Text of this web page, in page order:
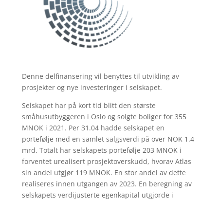
Denne delfinansering vil benyttes til utvikling av
prosjekter og nye investeringer i selskapet.
Selskapet har på kort tid blitt den største
småhusutbyggeren i Oslo og solgte boliger for 355
MNOK i 2021. Per 31.04 hadde selskapet en
portefølje med en samlet salgsverdi på over NOK 1.4
mrd. Totalt har selskapets portefølje 203 MNOK i
forventet urealisert prosjektoverskudd, hvorav Atlas
sin andel utgjør 119 MNOK. En stor andel av dette
realiseres innen utgangen av 2023. En beregning av
selskapets verdijusterte egenkapital utgjorde i